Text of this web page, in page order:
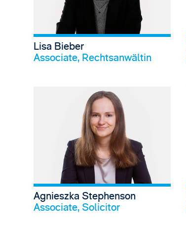
Lisa Bieber
Associate, Rechtsanwältin
Profil anschauen
Agnieszka Stephenson
Associate, Solicitor